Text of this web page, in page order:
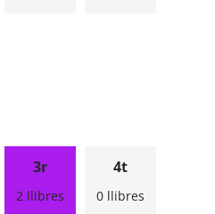
3r
2 llibres
4t
0 llibres